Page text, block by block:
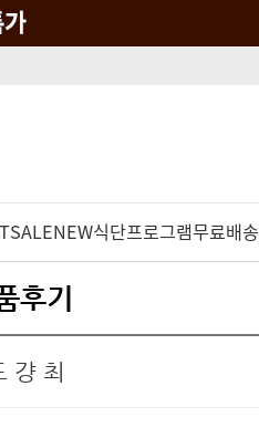
SALENEW식단프로그램무료배송
후기
걍 최